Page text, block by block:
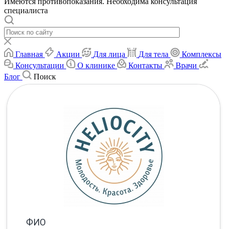
специалиста
Главная Акции Для лица Для тела
Комплексы
Консультации
О клинике Контакты
Врачи
Блог
Поиск